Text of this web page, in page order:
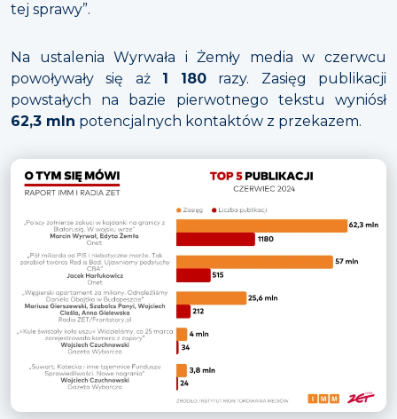
tej sprawy”.
Na ustalenia Wyrwała i Żemły media w czerwcu
powoływały się aż 1 180 razy. Zasięg publikacji
powstałych na bazie pierwotnego tekstu wyniósł
62,3 mln potencjalnych kontaktów z przekazem.